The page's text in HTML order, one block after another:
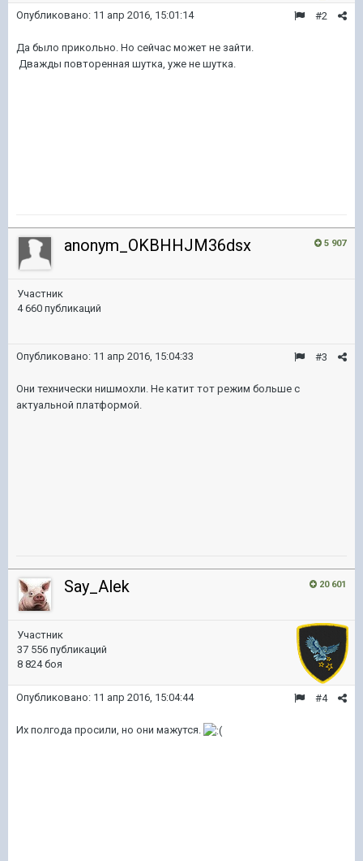
#2
Опубликовано: 11 апр 2016, 15:01:14
Да было прикольно. Но сейчас может не зайти.
Дважды повторенная шутка, уже не шутка.
5 907
anonym_OKBHHJM36dsx
Участник
4 660 публикаций
#3
Опубликовано: 11 апр 2016, 15:04:33
Они технически нишмохли. Не катит тот режим больше с
актуальной платформой.
20 601
Say_Alek
Участник
37 556 публикаций
8 824 боя
#4
Опубликовано: 11 апр 2016, 15:04:44
Их полгода просили, но они мажутся.